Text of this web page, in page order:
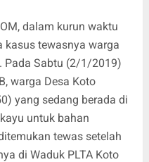
dalam kurun waktu
tewasnya warga
Pada Sabtu (2/1/2019)
warga Desa Koto
yang sedang berada di
untuk bahan
tewas setelah
di Waduk PLTA Koto